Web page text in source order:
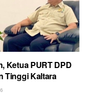
Ketua PURT DPD
Tinggi Kaltara